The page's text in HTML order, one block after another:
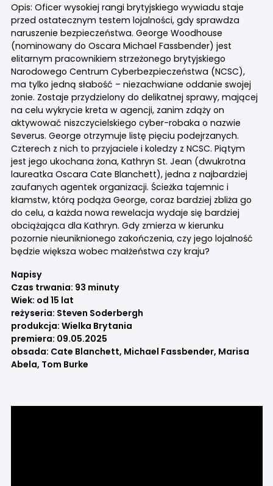
Opis: Oficer wysokiej rangi brytyjskiego wywiadu staje
przed ostatecznym testem lojalności, gdy sprawdza
naruszenie bezpieczeństwa. George Woodhouse
(nominowany do Oscara Michael Fassbender) jest
elitarnym pracownikiem strzeżonego brytyjskiego
Narodowego Centrum Cyberbezpieczeństwa (NCSC),
ma tylko jedną słabość – niezachwiane oddanie swojej
żonie. Zostaje przydzielony do delikatnej sprawy, mającej
na celu wykrycie kreta w agencji, zanim zdąży on
aktywować niszczycielskiego cyber-robaka o nazwie
Severus. George otrzymuje listę pięciu podejrzanych.
Czterech z nich to przyjaciele i koledzy z NCSC. Piątym
jest jego ukochana żona, Kathryn St. Jean (dwukrotna
laureatka Oscara Cate Blanchett), jedna z najbardziej
zaufanych agentek organizacji. Ścieżka tajemnic i
kłamstw, którą podąża George, coraz bardziej zbliża go
do celu, a każda nowa rewelacja wydaje się bardziej
obciążająca dla Kathryn. Gdy zmierza w kierunku
pozornie nieuniknionego zakończenia, czy jego lojalność
będzie większa wobec małżeństwa czy kraju?
Napisy
Czas trwania: 93 minuty
Wiek: od 15 lat
reżyseria: Steven Soderbergh
produkcja: Wielka Brytania
premiera: 09.05.2025
obsada: Cate Blanchett, Michael Fassbender, Marisa
Abela, Tom Burke